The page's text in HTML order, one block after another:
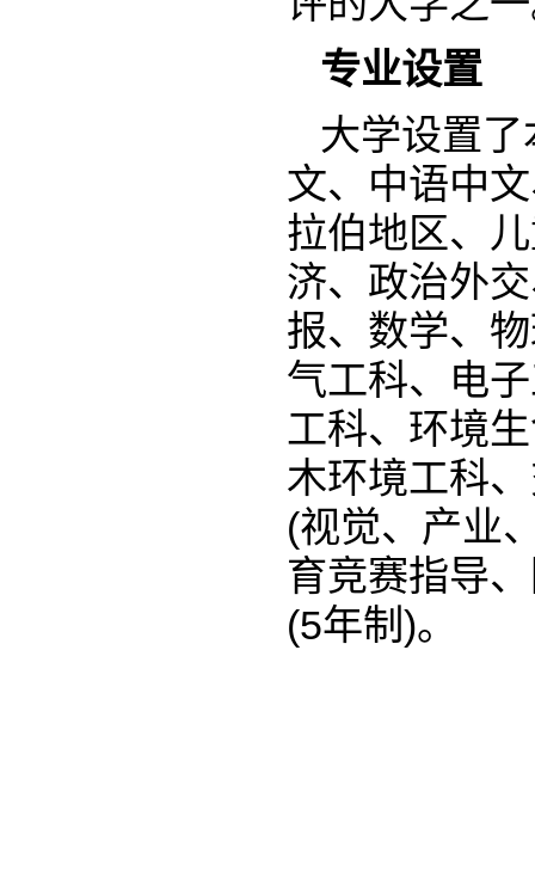
专业设置
大学设置
文、中语中
拉伯地区、
济、政治外
报、数学、
气工科、电
工科、环境
木环境工科
(视觉、产业
育竞赛指导
(5年制)。